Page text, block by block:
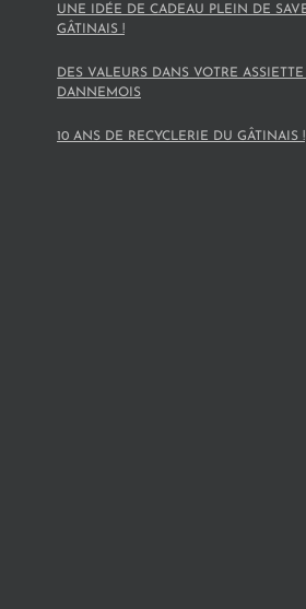
UNE IDÉE DE CADEAU PLEIN DE
GÂTINAIS !
DES VALEURS DANS VOTRE
DANNEMOIS
10 ANS DE RECYCLERIE DU GÂTINAIS !